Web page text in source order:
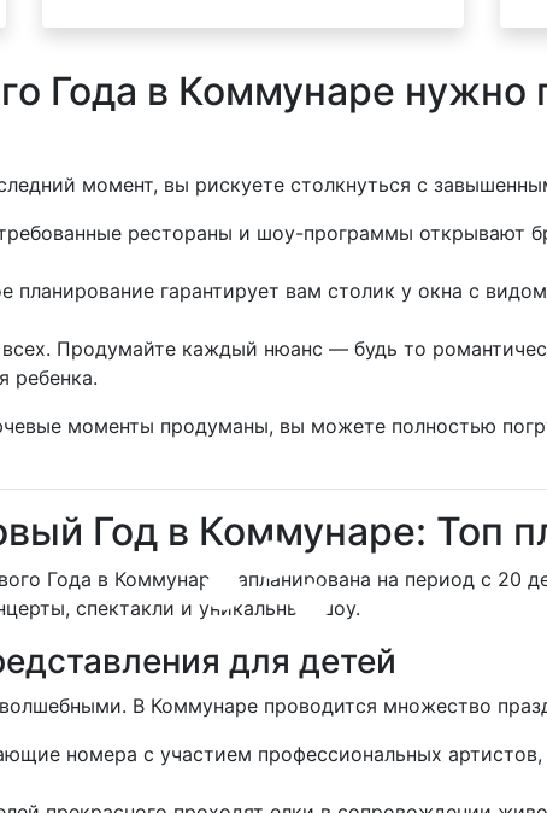
Года в Коммунаре нужно
момент, вы рискуете столкнуться с
рестораны и шоу-программы открывают
планирование гарантирует вам столик у окна с
Продумайте каждый нюанс — будь то
ребенка.
моменты продуманы, вы можете полностью
Год в Коммунаре: Топ
Года в Коммунаре запланирована на период с 20
спектакли и уникальные шоу.
для детей
В Коммунаре проводится множество
номера с участием профессиональных